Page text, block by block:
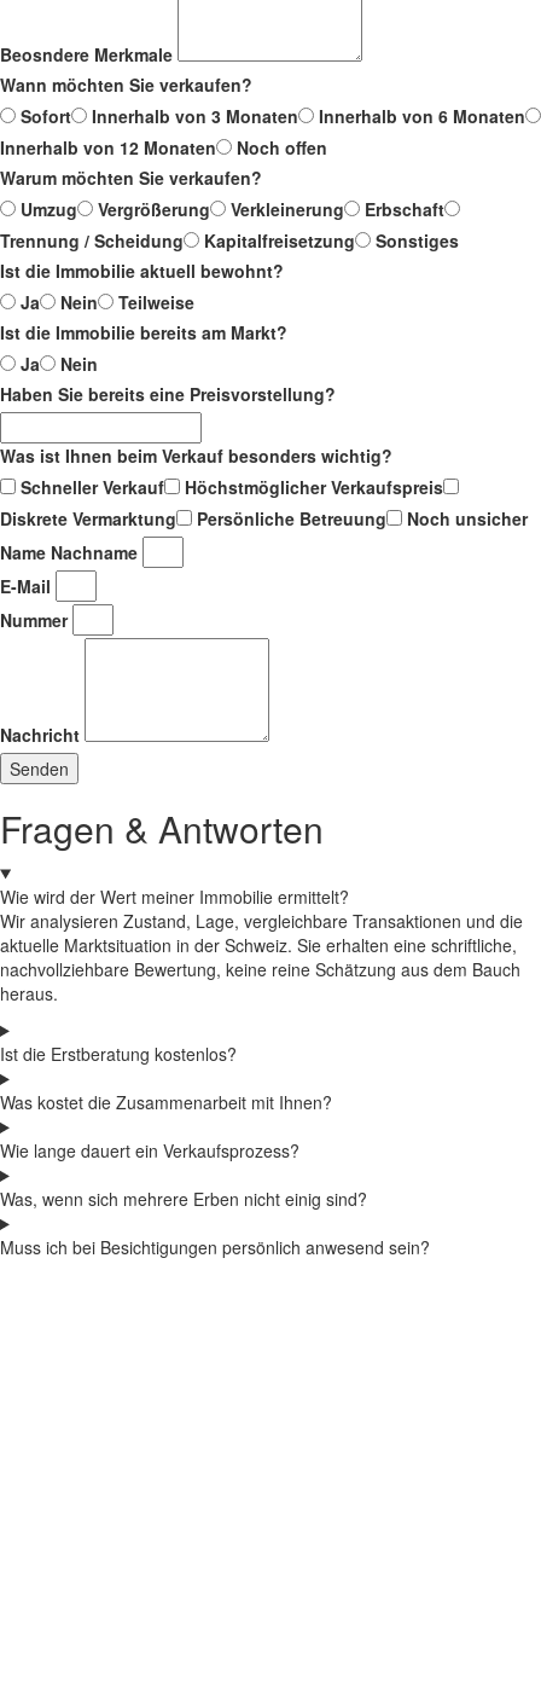
Beosndere Merkmale
Wann möchten Sie verkaufen?
Sofort
Innerhalb von 3 Monaten
Innerhalb von 6 Monaten
Innerhalb von 12 Monaten
Noch offen
Warum möchten Sie verkaufen?
Umzug
Vergrößerung Verkleinerung
Erbschaft
Trennung / Scheidung
Kapitalfreisetzung
Sonstiges
Ist die Immobilie aktuell bewohnt?
Ja
Nein
Teilweise
Ist die Immobilie bereits am Markt?
Ja
Nein
Haben Sie bereits eine Preisvorstellung?
Was ist Ihnen beim Verkauf besonders wichtig?
Schneller Verkauf
Höchstmöglicher Verkaufspreis
Diskrete Vermarktung
Persönliche Betreuung
Noch unsicher
Name Nachname
E-Mail
Nummer
Nachricht
Senden
Fragen & Antworten
Wie wird der Wert meiner Immobilie ermittelt?
Wir analysieren Zustand, Lage, vergleichbare Transaktionen und die
aktuelle Marktsituation in der Schweiz. Sie erhalten eine schriftliche,
nachvollziehbare Bewertung, keine reine Schätzung aus dem Bauch
heraus.
Ist die Erstberatung kostenlos?
Was kostet die Zusammenarbeit mit Ihnen?
Wie lange dauert ein Verkaufsprozess?
Was, wenn sich mehrere Erben nicht einig sind?
Muss ich bei Besichtigungen persönlich anwesend sein?